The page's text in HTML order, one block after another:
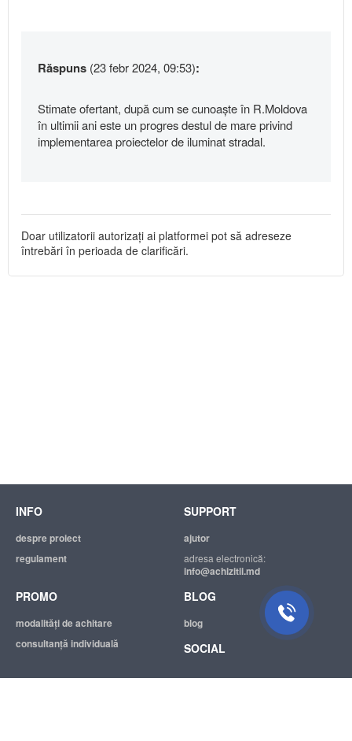
Răspuns (23 febr 2024, 09:53):
Stimate ofertant, după cum se cunoaște în R.Moldova
în ultimii ani este un progres destul de mare privind
implementarea proiectelor de iluminat stradal.
Doar utilizatorii autorizați ai platformei pot să adreseze
întrebări în perioada de clarificări.
INFO
despre proiect
regulament
SUPPORT
ajutor
adresa electronică:
info@achizitii.md
PROMO
modalităţi de achitare
consultanță individuală
BLOG
blog
SOCIAL